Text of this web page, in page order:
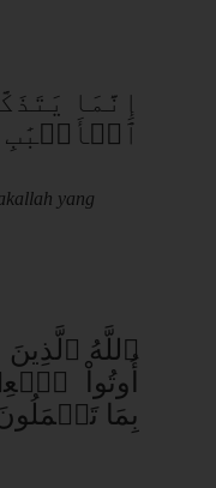
إِنَّمَا
ٱلۡأَلۡبَٰبِ ٩
yang
ٱللَّهُ
أُوتُواْ
بِمَا تَعۡمَلُونَ